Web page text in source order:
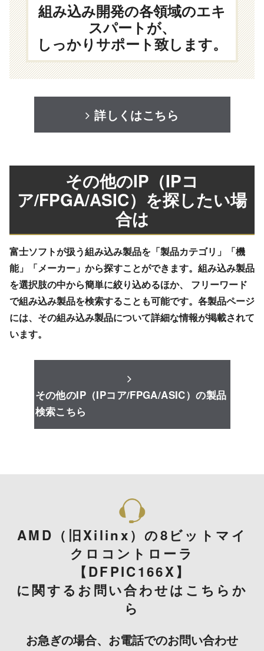
組み込み開発の各領域のエキ
スパートが、
しっかりサポート致します。
詳しくはこちら
その他のIP（IPコ
ア/FPGA/ASIC）を探したい場
合は
富士ソフトが扱う組み込み製品を「製品カテゴリ」「機
能」「メーカー」から探すことができます。組み込み製品
を選択肢の中から簡単に絞り込めるほか、 フリーワード
で組み込み製品を検索することも可能です。各製品ページ
には、その組み込み製品について詳細な情報が掲載されて
います。
その他のIP（IPコア/FPGA/ASIC）の製品
検索こちら
AMD（旧Xilinx）の8ビットマイ
クロコントローラ
【DFPIC166X】
に関するお問い合わせはこちらか
ら
お急ぎの場合、お電話でのお問い合わせ